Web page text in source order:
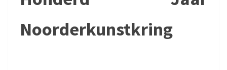
Noorderkunstkring